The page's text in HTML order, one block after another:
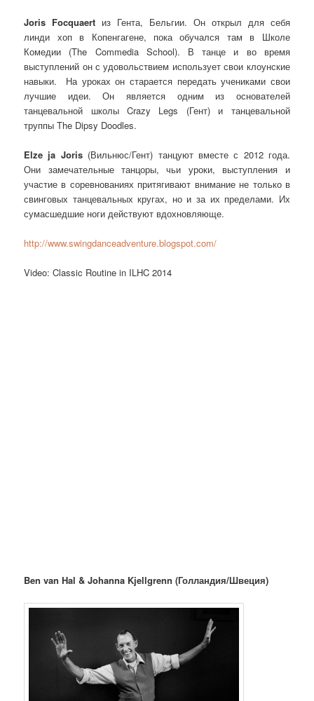
Joris Focquaert из Гента, Бельгии. Он открыл для себя
линди хоп в Копенгагене, пока обучался там в Школе
Комедии (The Commedia School). В танце и во время
выступлений он с удовольствием использует свои клоунские
навыки. На уроках он старается передать учениками свои
лучшие идеи. Он является одним из основателей
танцевальной школы Crazy Legs (Гент) и танцевальной
труппы The Dipsy Doodles.
Elze ja Joris(Вильнюс/Гент) танцуют вместе с 2012 года.
Они замечательные танцоры, чьи уроки, выступления и
участие в соревнованиях притягивают внимание не только в
свинговых танцевальных кругах, но и за их пределами. Их
сумасшедшие ноги действуют вдохновляюще.
http://www.swingdanceadventure.blogspot.com/
Video: Classic Routine in ILHC 2014
Ben van Hal & Johanna Kjellgrenn (Голландия/Швеция)